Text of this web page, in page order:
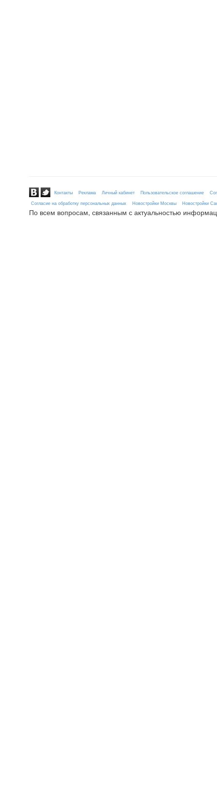
Контакты Реклама Личный кабинет Пользовательское соглашение
Согласие на обработку персональных данных
Новостройки Москвы Новостройки
По всем вопросам, связанным с актуальностью